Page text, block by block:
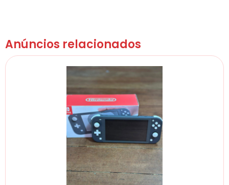
Anúncios relacionados